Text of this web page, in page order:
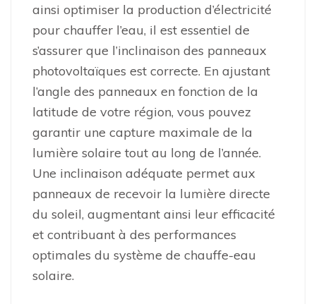
ainsi optimiser la production d’électricité
pour chauffer l’eau, il est essentiel de
s’assurer que l’inclinaison des panneaux
photovoltaïques est correcte. En ajustant
l’angle des panneaux en fonction de la
latitude de votre région, vous pouvez
garantir une capture maximale de la
lumière solaire tout au long de l’année.
Une inclinaison adéquate permet aux
panneaux de recevoir la lumière directe
du soleil, augmentant ainsi leur efficacité
et contribuant à des performances
optimales du système de chauffe-eau
solaire.